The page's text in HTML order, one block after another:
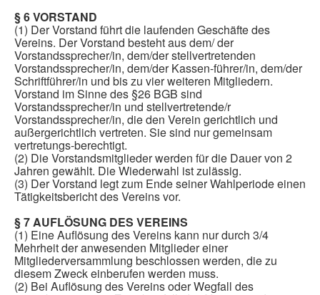
§ 6 VORSTAND
(1) Der Vorstand führt die laufenden Geschäfte des
Vereins. Der Vorstand besteht aus dem/ der
Vorstandssprecher/in, dem/der stellvertretenden
Vorstandssprecher/in, dem/der Kassen-führer/in, dem/der
Schriftführer/in und bis zu vier weiteren Mitgliedern.
Vorstand im Sinne des §26 BGB sind
Vorstandssprecher/in und stellvertretende/r
Vorstandssprecher/in, die den Verein gerichtlich und
außergerichtlich vertreten. Sie sind nur gemeinsam
vertretungs-berechtigt.
(2) Die Vorstandsmitglieder werden für die Dauer von 2
Jahren gewählt. Die Wiederwahl ist zulässig.
(3) Der Vorstand legt zum Ende seiner Wahlperiode einen
Tätigkeitsbericht des Vereins vor.
§ 7 AUFLÖSUNG DES VEREINS
(1) Eine Auflösung des Vereins kann nur durch 3/4
Mehrheit der anwesenden Mitglieder einer
Mitgliederversammlung beschlossen werden, die zu
diesem Zweck einberufen werden muss.
(2) Bei Auflösung des Vereins oder Wegfall des